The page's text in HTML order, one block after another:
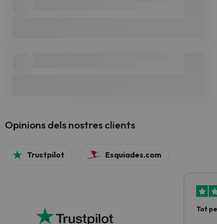
Opinions dels nostres clients
Trustpilot Esquiades.com
Tot